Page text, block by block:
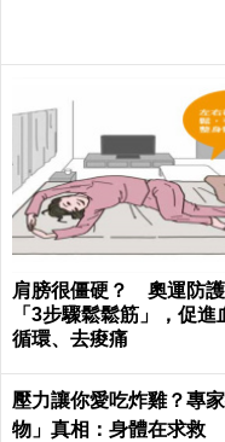
肩膀很僵硬？ 奧運防
「3步驟鬆鬆筋」，促進
循環、去痠痛
壓力讓你愛吃炸雞？專
物」真相：身體在求救